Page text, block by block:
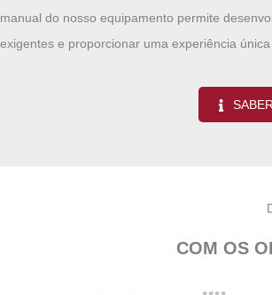
do nosso equipamento permite
e proporcionar uma experiência
COM OS